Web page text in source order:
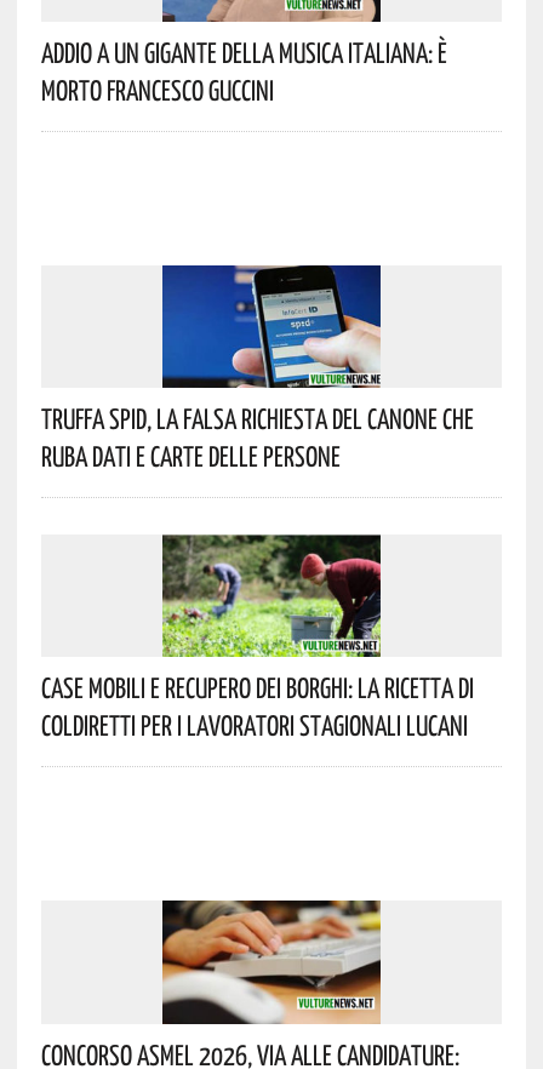
Addio A Un Gigante Della Musica Italiana: È
Morto Francesco Guccini
Truffa Spid, La Falsa Richiesta Del Canone Che
Ruba Dati E Carte Delle Persone
Case Mobili E Recupero Dei Borghi: La Ricetta Di
Coldiretti Per I Lavoratori Stagionali Lucani
Concorso Asmel 2026, Via Alle Candidature: